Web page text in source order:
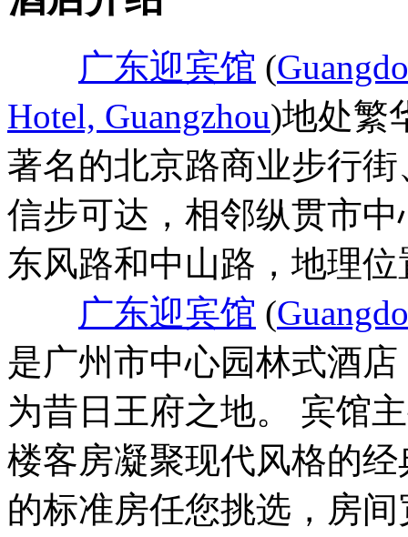
广东迎宾馆 (
Hotel, Guangzhou)地处繁
著名的北京路商业步行
信步可达，相邻纵贯市
东风路和中山路，地理
广东迎宾馆 (
是广州市中心园林式酒
为昔日王府之地。 宾馆
楼客房凝聚现代风格的
的标准房任您挑选，房